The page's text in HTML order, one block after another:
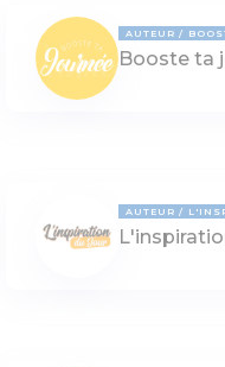
AUTEUR
Booste ta
AUTEUR